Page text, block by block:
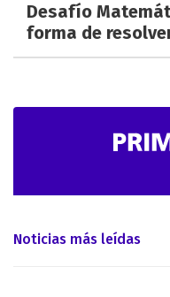
Desafío
forma de
Noticias más leídas